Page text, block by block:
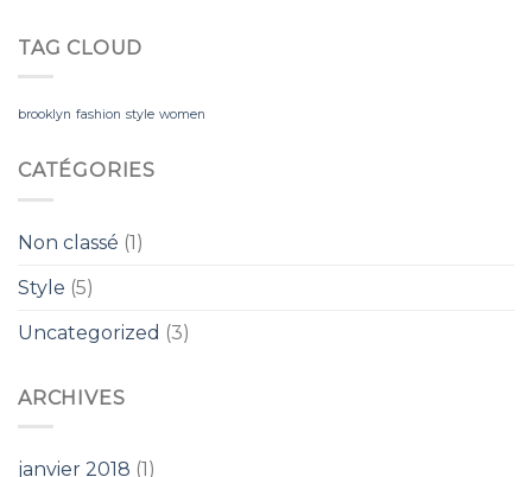
TAG CLOUD
brooklyn fashion style women
CATÉGORIES
Non classé (1)
Style (5)
Uncategorized (3)
ARCHIVES
janvier 2018 (1)